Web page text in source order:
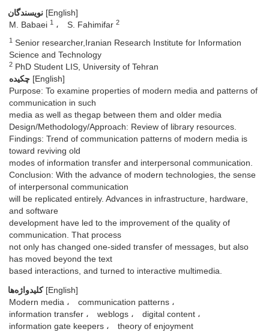
نویسندگان [English]
M. Babaei 1 S. Fahimifar 2
1 Senior researcher,Iranian Research Institute for Information
Science and Technology
2 PhD Student LIS, University of Tehran
چکیده [English]
Purpose: To examine properties of modern media and patterns of
communication in such
media as well as thegap between them and older media
Design/Methodology/Approach: Review of library resources.
Findings: Trend of communication patterns of modern media is
toward reviving old
modes of information transfer and interpersonal communication.
Conclusion: With the advance of modern technologies, the sense
of interpersonal communication
will be replicated entirely. Advances in infrastructure, hardware,
and software
development have led to the improvement of the quality of
communication. That process
not only has changed one-sided transfer of messages, but also
has moved beyond the text
based interactions, and turned to interactive multimedia.
کلیدواژه‌ها[English]
Modern media
communication patterns
information transfer
weblogs
digital content
information gate keepers
theory of enjoyment